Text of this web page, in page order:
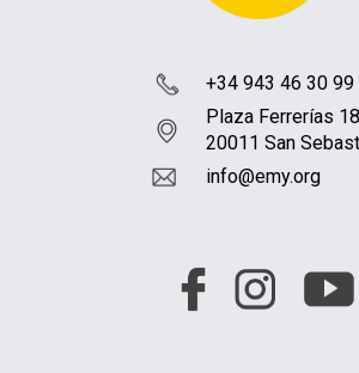
+34 943 46 30 99
Plaza Ferrerías 18
20011 San
info@emy.org